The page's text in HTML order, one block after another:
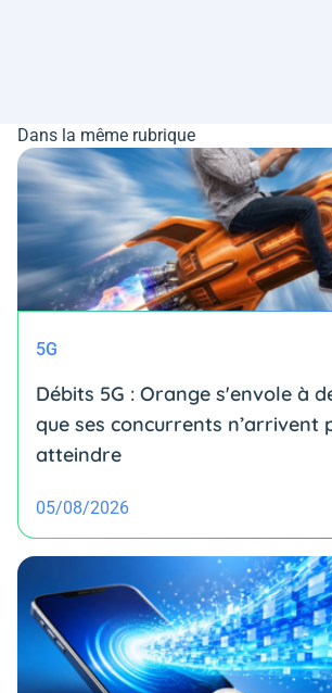
Dans la même rubrique
5G
Débits 5G : Orange s'envole à
que ses concurrents n’arrivent
atteindre
05/08/2026